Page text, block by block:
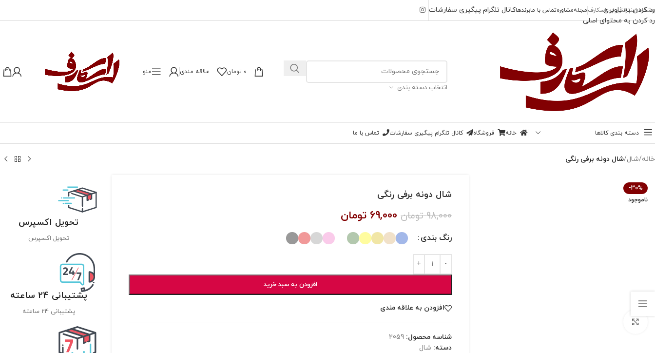
رد کردن به ناوبری
رد کردن به محتوای اصلی
اینترنتی لی اسکارفمجلهمشاورهتماس با مابرندهاکانال تلگرام پیگیری سفارشات
انتخاب دسته بندی
0 تومان علاقه مندی منو
دسته بندی کالاها خانه فروشگاه کانال تلگرام پیگیری سفارشات تماس با ما
خانه/شال/شال دونه برفی رنگی
-30%
ناموجود
شال دونه برفی رنگی
98,000 تومان 69,000 تومان
رنگ بندی
افزودن به سبد خرید
افزودن به علاقه مندی
شناسه محصول: 2059
دسته: شال
تحویل اکسپرس
تحویل اکسپرس
پشتیبانی 24 ساعته
پشتیبانی 24 ساعته